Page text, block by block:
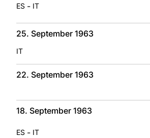
ES - IT
25. September 1963
IT
22. September 1963
18. September 1963
ES - IT